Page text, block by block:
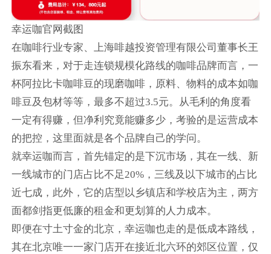
幸运咖官网截图
在咖啡行业专家、上海啡越投资管理有限公司董事长王
振东看来，对于走连锁规模化路线的咖啡品牌而言，一
杯阿拉比卡咖啡豆的现磨咖啡，原料、物料的成本如咖
啡豆及包材等等，最多不超过3.5元。从毛利的角度看
一定有得赚，但净利究竟能赚多少，考验的是运营成本
的把控，这里面就是各个品牌自己的学问。
就幸运咖而言，首先锚定的是下沉市场，其在一线、新
一线城市的门店占比不足20%，三线及以下城市的占比
近七成，此外，它的店型以乡镇店和学校店为主，两方
面都剑指更低廉的租金和更划算的人力成本。
即便在寸土寸金的北京，幸运咖也走的是低成本路线，
其在北京唯一一家门店开在接近北六环的郊区位置，仅